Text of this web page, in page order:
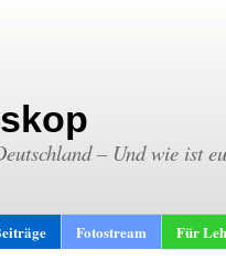
– Und wie ist
Fotostream Für